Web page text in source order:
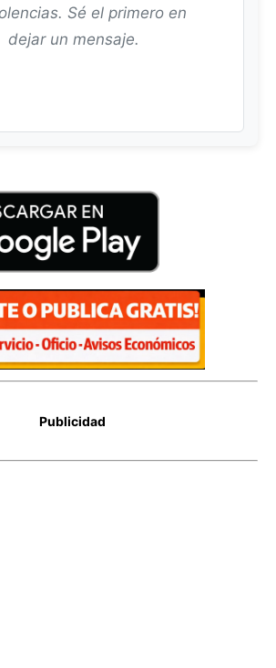
Sé el primero en
dejar un mensaje.
Publicidad